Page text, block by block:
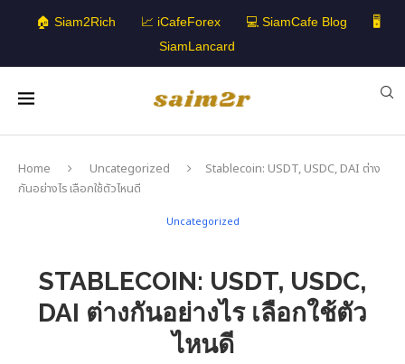
🏠 Siam2Rich 📈 iCafeForex 💻 SiamCafe Blog
🖥️
SiamLancard
Home Uncategorized
Stablecoin: USDT, USDC, DAI ต่าง
กันอย่างไร เลือกใช้ตัวไหนดี
Uncategorized
STABLECOIN: USDT, USDC,
DAI ต่างกันอย่างไร เลือกใช้ตัว
ไหนดี